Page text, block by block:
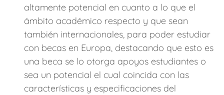
altamente potencial en cuanto a lo que el
ámbito académico respecto y que sean
también internacionales, para poder estudiar
con becas en Europa, destacando que esto es
una beca se lo otorga apoyos estudiantes o
sea un potencial el cual coincida con las
características y especificaciones del